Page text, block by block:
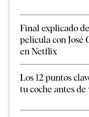
Final explicado
película con José
en Netflix
Los 12 puntos
tu coche antes